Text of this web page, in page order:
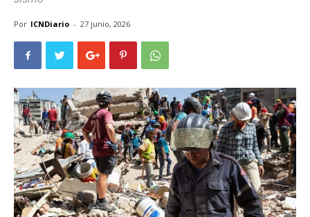
Por ICNDiario - 27 junio, 2026